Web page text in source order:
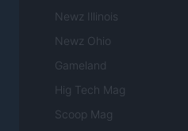
Newz Illinois
Newz Ohio
Gameland
Hig Tech Mag
Scoop Mag